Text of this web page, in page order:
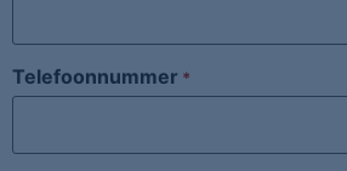
Telefoonnummer *